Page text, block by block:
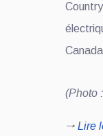
(Photo
🠒Lire